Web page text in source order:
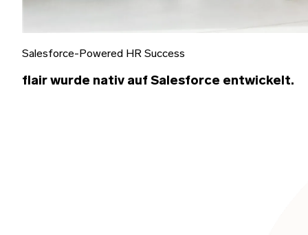
Salesforce-Powered HR Success
flair wurde nativ auf Salesforce entwickelt.